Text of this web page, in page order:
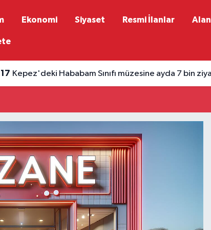
Ekonomi Siyaset Resmi İlanlar
Kepez'deki Hababam Sınıfı müzesine ayda 7 bin